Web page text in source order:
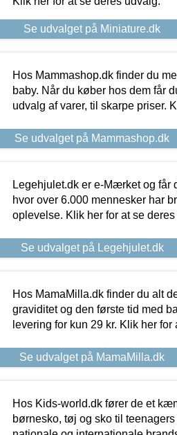
Se udvalget på Miniature.dk
Hos Mammashop.dk finder du
baby. Når du køber hos dem får
udvalg af varer, til skarpe priser.
Se udvalget på Mammashop.dk
Legehjulet.dk er e-Mærket og får
hvor over 6.000 mennesker har
oplevelse. Klik her for at se
Se udvalget på Legehjulet.dk
Hos MamaMilla.dk finder du alt
graviditet og den første tid med
levering for kun 29 kr. Klik her
Se udvalget på MamaMilla.dk
Hos Kids-world.dk fører de et
børnesko, tøj og sko til